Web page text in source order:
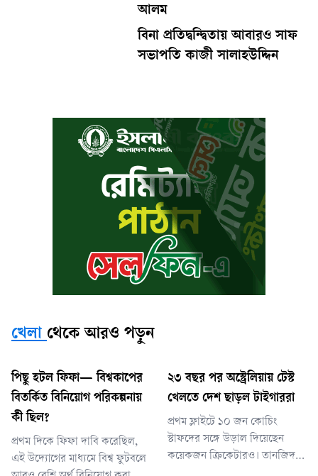
আলম
বিনা প্রতিদ্বন্দ্বিতায় আবারও সাফ
সভাপতি কাজী সালাহউদ্দিন
খেলা থেকে আরও পড়ুন
পিছু হটল ফিফা— বিশ্বকাপের
বিতর্কিত বিনিয়োগ পরিকল্পনায়
কী ছিল?
প্রথম দিকে ফিফা দাবি করেছিল,
এই উদ্যোগের মাধ্যমে বিশ্ব ফুটবলে
২৩ বছর পর অস্ট্রেলিয়ায় টেস্ট
খেলতে দেশ ছাড়ল টাইগাররা
প্রথম ফ্লাইটে ১০ জন কোচিং
স্টাফদের সঙ্গে উড়াল দিয়েছেন
কয়েকজন ক্রিকেটারও। তানজিদ